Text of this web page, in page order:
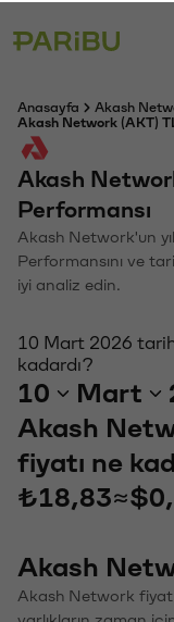
Anasayfa
Akash
Akash Network (AKT)
Akash
Performansı
Akash Network'un
Performansını ve
iyi analiz edin.
10 Mart 2026
kadardı?
10 Mart
Akash
fiyatı ne
₺18,83≈
Akash
Akash Network
varlıkların zaman